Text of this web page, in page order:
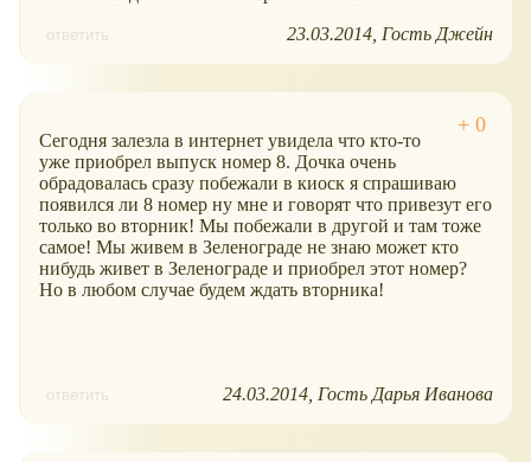
ответить 23.03.2014 Гость Джейн
Сегодня залезла в интернет увидела что кто-то
уже приобрел выпуск номер 8. Дочка очень
обрадовалась сразу побежали в киоск я спрашиваю
появился ли 8 номер ну мне и говорят что привезут его
только во вторник! Мы побежали в другой и там тоже
самое! Мы живем в Зеленограде не знаю может кто
нибудь живет в Зеленограде и приобрел этот номер?
Но в любом случае будем ждать вторника!
ответить 24.03.2014 Гость Дарья Иванова